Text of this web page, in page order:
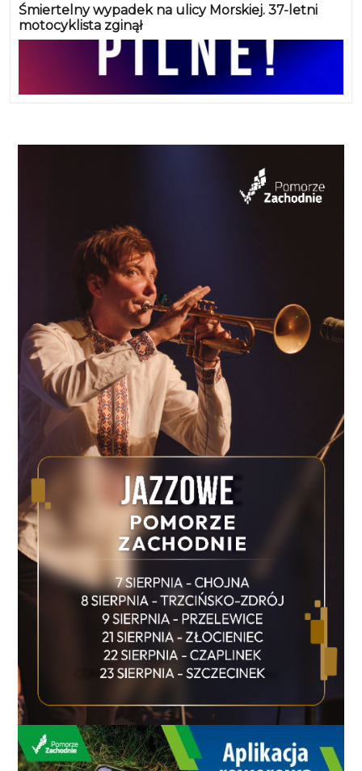
Śmiertelny wypadek na ulicy Morskiej. 37-letni
motocyklista zginął